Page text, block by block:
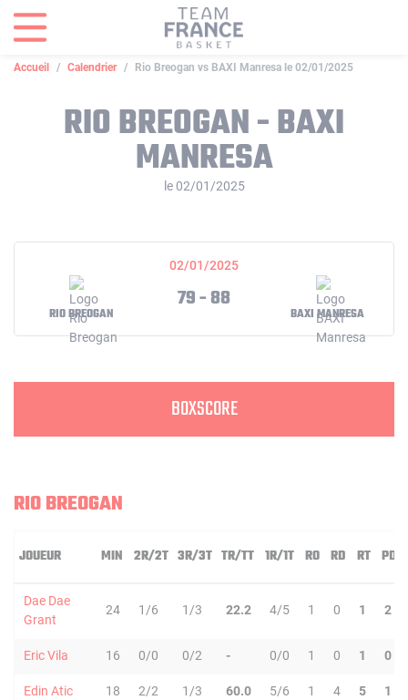
Accueil Calendrier Rio Breogan vs BAXI Manresa le 02/01/2025
RIO BREOGAN - BAXI
MANRESA
le 02/01/2025
02/01/2025
RIO BREOGAN
79 - 88
BAXI MANRESA
BOXSCORE
RIO BREOGAN
JOUEUR MIN 2R/2T 3R/3T TR/TT 1R/1T RO RD RT PD
Dae Dae
Grant
24 1/6 1/3 22.2 4/5 1 0 1 2
Eric Vila 16 0/0 0/2 - 0/0 1 0 1 0
Edin Atic 18 2/2 1/3 60.0 5/6 1 4 5 1
Panneau de gestion des cookies